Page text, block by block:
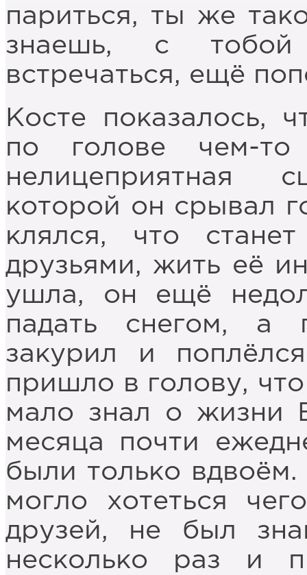
париться, ты же
знаешь, с тобой
встречаться, ещё
Косте показалось,
по голове чем-то
нелицеприятная
которой он срывал
клялся, что
друзьями, жить её
ушла, он ещё
падать снегом, а
закурил и
пришло в голову,
мало знал о жизни
месяца почти
были только
могло хотеться
друзей, не был
несколько раз и